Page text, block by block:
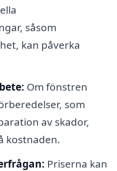
såsom
kan påverka
Om fönstren
som
av skador,
kostnaden.
Priserna kan